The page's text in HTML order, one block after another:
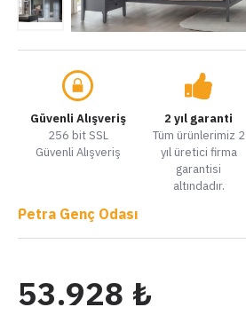
Güvenli Alışveriş
256 bit SSL
Güvenli Alışveriş
2 yıl garanti
Tüm ürünlerimiz 2
yıl üretici firma
garantisi
altındadır.
Petra Genç Odası
53.928 ₺